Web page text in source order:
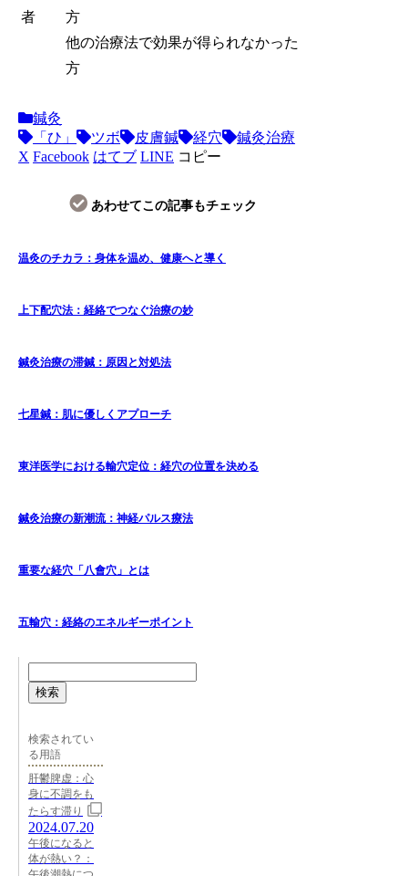
者
方
他の治療法で効果が得られなかった
方
鍼灸
「ひ」
ツボ 皮膚鍼 経穴
鍼灸治療
X Facebook はてブ LINE コピー
あわせてこの記事もチェック
温灸のチカラ：身体を温め、健康へと導く
上下配穴法：経絡でつなぐ治療の妙
鍼灸治療の滞鍼：原因と対処法
七星鍼：肌に優しくアプローチ
東洋医学における輸穴定位：経穴の位置を決める
鍼灸治療の新潮流：神経パルス療法
重要な経穴「八會穴」とは
五輸穴：経絡のエネルギーポイント
検索
検索されてい
る用語
肝鬱脾虚：心
身に不調をも
たらす滞り
2024.07.20
午後になると
体が熱い？：